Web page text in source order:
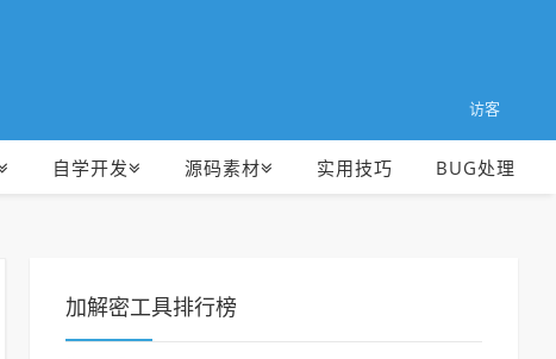
访客
自学开发 源码素材 实用技巧 BUG处理
加解密工具排行榜